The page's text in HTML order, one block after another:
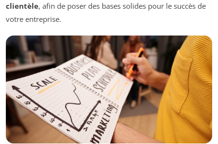
clientèle, afin de poser des bases solides pour le succès de
votre entreprise.